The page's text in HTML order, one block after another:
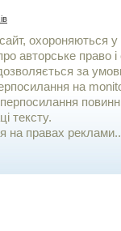
охороняються у
авторське право і
за
на
тексту.
на правах реклами..